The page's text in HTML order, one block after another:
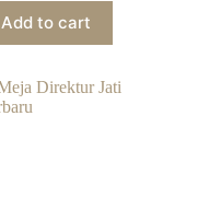
Add to cart